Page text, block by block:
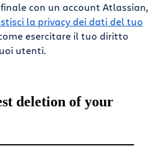
con un account Atlassian,
la privacy dei dati del tuo
esercitare il tuo diritto
utenti.